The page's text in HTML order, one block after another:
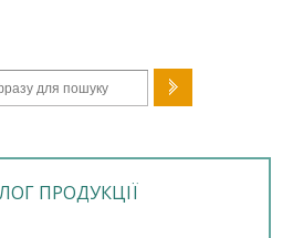
форма
ПРОДУКЦІЇ